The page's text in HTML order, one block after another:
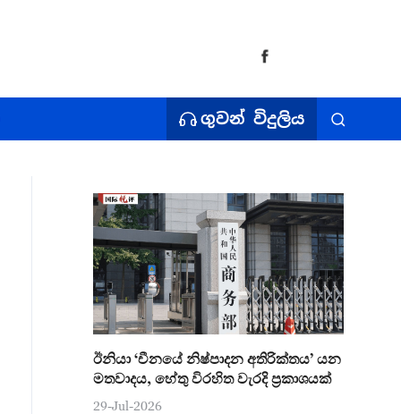
ගුවන් විදුලිය
ඊනියා ‘චීනයේ නිෂ්පාදන අතිරික්තය’ යන
මතවාදය, හේතු විරහිත වැරදි ප්‍රකාශයක්
29-Jul-2026